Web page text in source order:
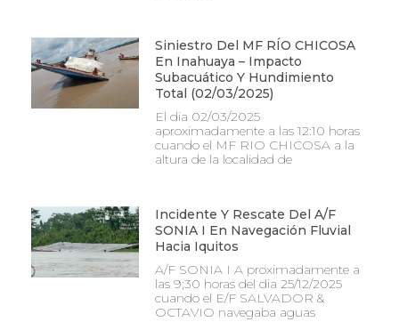
Siniestro Del MF RÍO CHICOSA
En Inahuaya – Impacto
Subacuático Y Hundimiento
Total (02/03/2025)
El dia 02/03/2025
aproximadamente a las 12:10 horas
cuando el MF RIO CHICOSA a la
altura de la localidad de
Incidente Y Rescate Del A/F
SONIA I En Navegación Fluvial
Hacia Iquitos
A/F SONIA I A proximadamente a
las 9;30 horas del dia 25/12/2025
cuando el E/F SALVADOR &
OCTAVIO navegaba aguas